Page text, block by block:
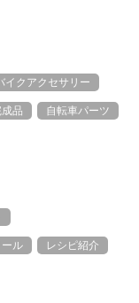
イクアクセサリー
品 自転車パーツ
ール レシピ紹介